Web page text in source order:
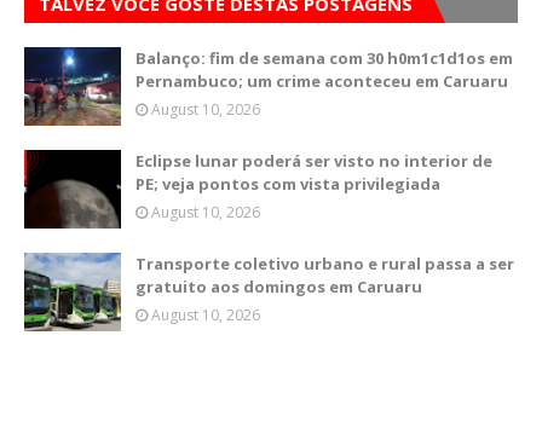
Balanço: fim de semana com 30 h0m1c1d1os em
Pernambuco; um crime aconteceu em Caruaru
August 10, 2026
Eclipse lunar poderá ser visto no interior de
PE; veja pontos com vista privilegiada
August 10, 2026
Transporte coletivo urbano e rural passa a ser
gratuito aos domingos em Caruaru
August 10, 2026